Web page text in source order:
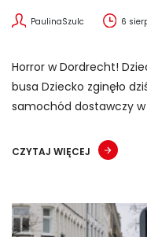
PaulinaSzulc 6
Horror w Dordrecht!
busa Dziecko zginęło
samochód dostawczy
CZYTAJ WIĘCEJ